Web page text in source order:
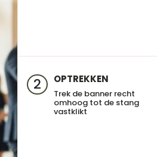
2 OPTREKKEN
Trek de banner recht
omhoog tot de stang
vastklikt